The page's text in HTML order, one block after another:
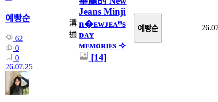
예빵순
62
0
0
26.07.25
溝
通
Jeans Minji
n�ᴇᴡᴊᴇᴀᴴs
ᴅᴀʏ
ᴍᴇᴍᴏʀɪᴇs ⟢
[14]
예빵순